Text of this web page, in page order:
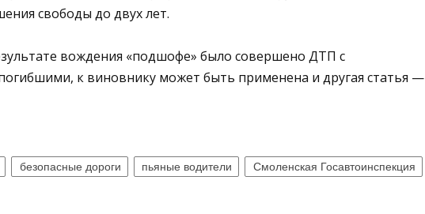
свободы до двух лет.
вождения «подшофе» было совершено ДТП с
к виновнику может быть применена и другая статья —
безопасные дороги пьяные водители
Смоленская Госавтоинспекция